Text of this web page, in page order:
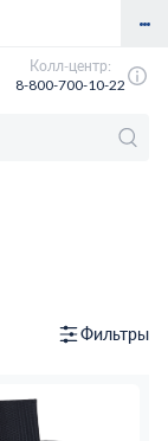
Колл-центр:
8-800-700-10-22
Фильтры